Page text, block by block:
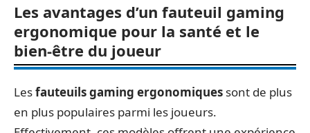
Les avantages d’un fauteuil gaming
ergonomique pour la santé et le
bien-être du joueur
Lesfauteuils gaming ergonomiques sont de plus
en plus populaires parmi les joueurs.